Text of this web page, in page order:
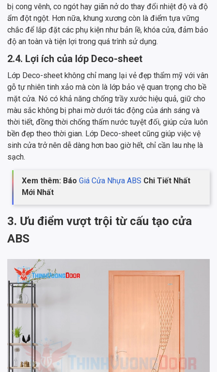
bị cong vênh, co ngót hay giãn nở do thay đổi nhiệt độ và độ
ẩm đột ngột. Hơn nữa, khung xương còn là điểm tựa vững
chắc để lắp đặt các phụ kiện như bản lề, khóa cửa, đảm bảo
độ an toàn và tiện lợi trong quá trình sử dụng.
2.4. Lợi ích của lớp Deco-sheet
Lớp Deco-sheet không chỉ mang lại vẻ đẹp thẩm mỹ với vân
gỗ tự nhiên tinh xảo mà còn là lớp bảo vệ quan trọng cho bề
mặt cửa. Nó có khả năng chống trầy xước hiệu quả, giữ cho
màu sắc không bị phai mờ dưới tác động của ánh sáng và
thời tiết, đồng thời chống thấm nước tuyệt đối, giúp cửa luôn
bền đẹp theo thời gian. Lớp Deco-sheet cũng giúp việc vệ
sinh cửa trở nên dễ dàng hơn bao giờ hết, chỉ cần lau nhẹ là
sạch.
Xem thêm: Báo Giá Cửa Nhựa ABS Chi Tiết Nhất
Mới Nhất
3. Ưu điểm vượt trội từ cấu tạo cửa
ABS